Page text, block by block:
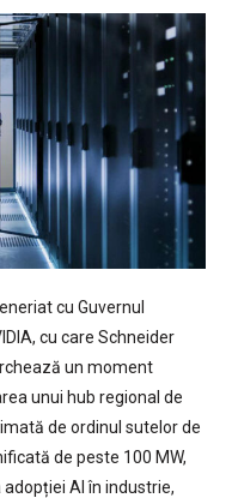
cu Guvernul
cu care Schneider
un moment
unui hub regional de
de ordinul sutelor de
de peste 100 MW,
AI în industrie,